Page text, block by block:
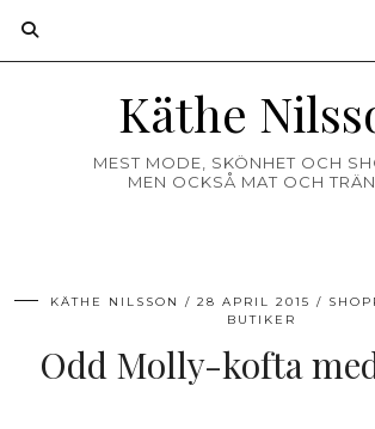
Käthe
MEST MODE, SKÖNHET OCH
MEN OCKSÅ MAT OCH
KÄTHE NILSSON 28 APRIL 2015
BUTIKER
Odd Molly-kofta